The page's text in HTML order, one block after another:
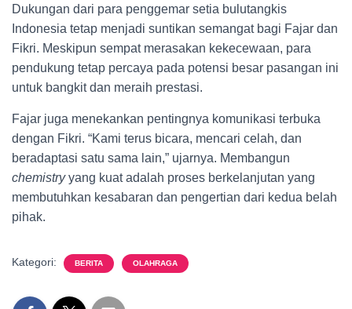
Dukungan dari para penggemar setia bulutangkis
Indonesia tetap menjadi suntikan semangat bagi Fajar dan
Fikri. Meskipun sempat merasakan kekecewaan, para
pendukung tetap percaya pada potensi besar pasangan ini
untuk bangkit dan meraih prestasi.
Fajar juga menekankan pentingnya komunikasi terbuka
dengan Fikri. “Kami terus bicara, mencari celah, dan
beradaptasi satu sama lain,” ujarnya. Membangun
chemistryyang kuat adalah proses berkelanjutan yang
membutuhkan kesabaran dan pengertian dari kedua belah
pihak.
Kategori: BERITA OLAHRAGA